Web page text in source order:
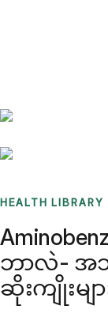
HEALTH LIBRARY
ဘာလဲ- အသုံ
ဆိုးကျိုးမျာ